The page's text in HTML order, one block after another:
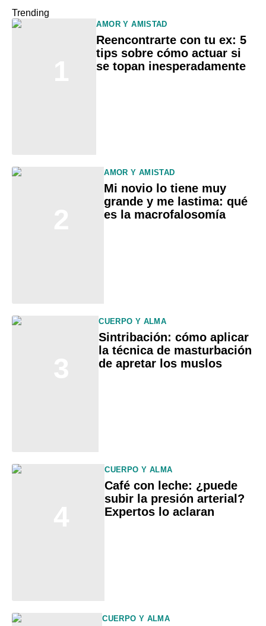
Trending
AMOR Y AMISTAD
Reencontrarte con tu ex: 5
tips sobre cómo actuar si
se topan inesperadamente
AMOR Y AMISTAD
Mi novio lo tiene muy
grande y me lastima: qué
es la macrofalosomía
CUERPO Y ALMA
Sintribación: cómo aplicar
la técnica de masturbación
de apretar los muslos
CUERPO Y ALMA
Café con leche: ¿puede
subir la presión arterial?
Expertos lo aclaran
CUERPO Y ALMA